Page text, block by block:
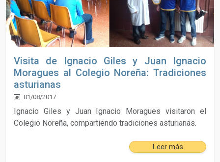
Visita de Ignacio Giles y Juan Ignacio
Moragues al Colegio Noreña: Tradiciones
asturianas
01/08/2017
Ignacio Giles y Juan Ignacio Moragues visitaron el
Colegio Noreña, compartiendo tradiciones asturianas.
Leer más